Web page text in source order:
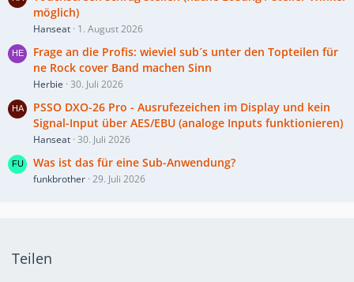
möglich)
Hanseat 1. August 2026
Frage an die Profis: wieviel sub´s unter den Topteilen für
ne Rock cover Band machen Sinn
Herbie 30. Juli 2026
PSSO DXO-26 Pro - Ausrufezeichen im Display und kein
Signal-Input über AES/EBU (analoge Inputs funktionieren)
Hanseat 30. Juli 2026
Was ist das für eine Sub-Anwendung?
funkbrother 29. Juli 2026
Teilen